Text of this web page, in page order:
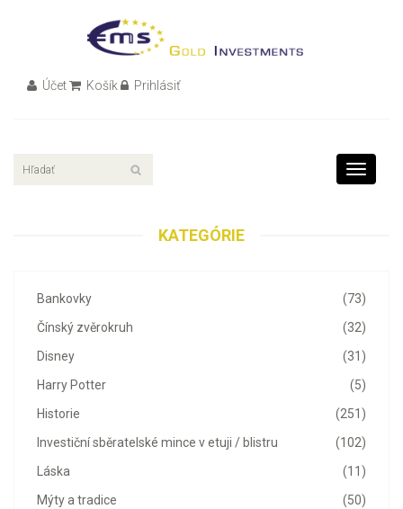
Účet Košík Prihlásiť
Toggle
KATEGÓRIE
(73)
Bankovky
(32)
Čínský zvěrokruh
(31)
Disney
(5)
Harry Potter
(251)
Historie
(102)
Investiční sběratelské mince v etuji / blistru
(11)
Láska
(50)
Mýty a tradice